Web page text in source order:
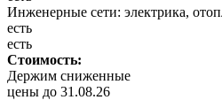
Инженерные сети: электрика,
есть
есть
Стоимость:
Держим сниженные
цены до 31.08.26